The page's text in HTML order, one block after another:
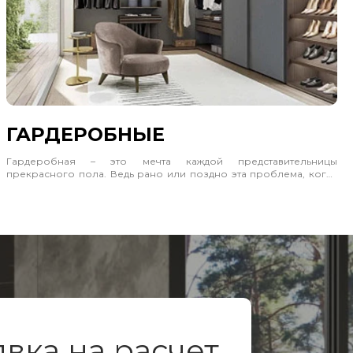
ГАРДЕРОБНЫЕ
Гардеробная – это мечта каждой представительницы
прекрасного пола. Ведь рано или поздно эта проблема, когда
просто счастливчик. Сделайте гардеробную систему, и можно
Мебель для гардеробной должна быть универсальной,
подходить для всех видов одежды, начиная от белья и заканчивая
обувью. А это значит наличие многочисленных шкафчиков и
отделений различного назначения, часть для одежды на
плечиках. Кроме того, есть особая защита от пыли. Обратите
внимание на фотографии в каталоге, где представлены
отличные модели для гардеробных комнат.